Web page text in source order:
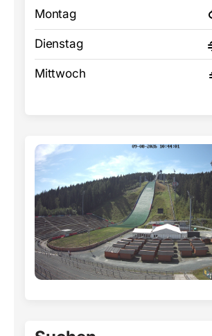
Montag
Dienstag
Mittwoch